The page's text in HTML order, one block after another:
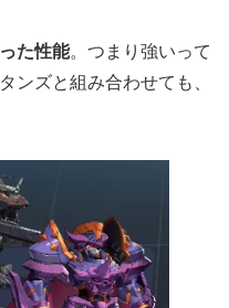
た性能。つまり強いって
ンズと組み合わせても、